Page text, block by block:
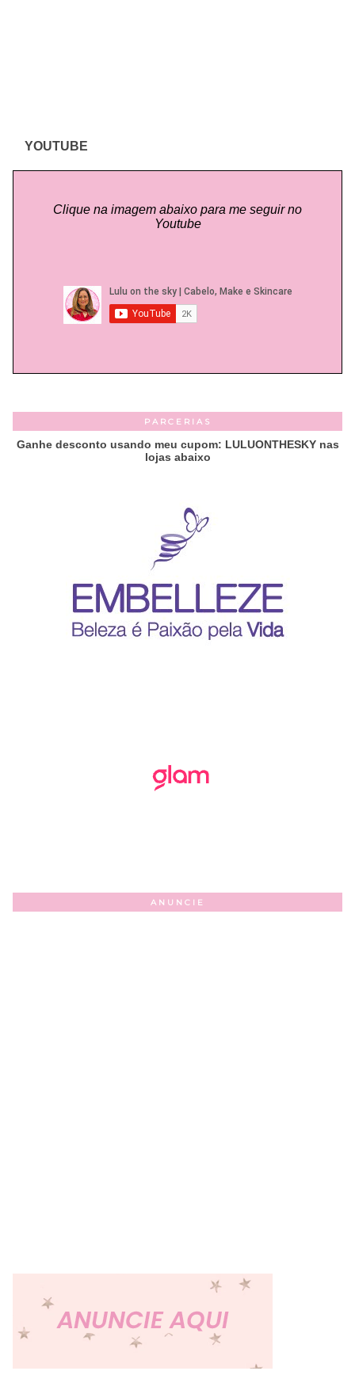
YOUTUBE
Clique na imagem abaixo para me seguir no
Youtube
PARCERIAS
Ganhe desconto usando meu cupom: LULUONTHESKY nas
lojas abaixo
ANUNCIE